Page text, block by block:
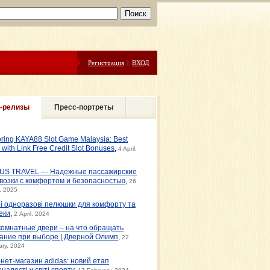
Регистрация | ВХОД
релизы Пресс-портреты
KAYA88 Slot Game Malaysia: Best
with Link Free Credit Slot Bonuses 4 April,
TRAVEL — Надежные пассажирские
с комфортом и безопасностью 26
2025
одноразові пелюшки для комфорту та
2 April, 2024
двери – на что обращать
при выборе | Дверной Олимп
22
2024
магазин adidas: новий етап